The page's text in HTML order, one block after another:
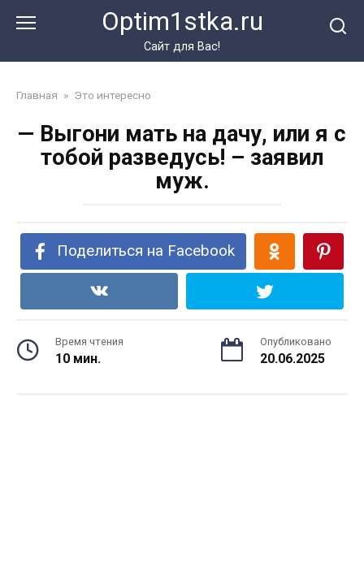
Optim1stka.ru
Сайт для Вас!
Главная » Это интересно
— Выгони мать на дачу, или я с
тобой разведусь! – заявил
муж.
Поделиться на Facebook
Время чтения
10 мин.
Опубликовано
20.06.2025